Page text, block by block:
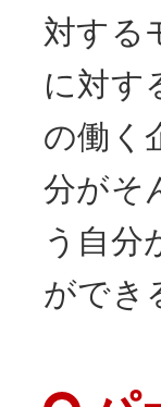
対する
に対す
の働く
分がそ
う自分
ができ